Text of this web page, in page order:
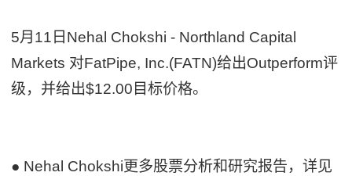
5月11日Nehal Chokshi - Northland Capital
Markets 对FatPipe, Inc.(FATN)给出Outperform评
级，并给出$12.00目标价格。
● Nehal Chokshi更多股票分析和研究报告，详见